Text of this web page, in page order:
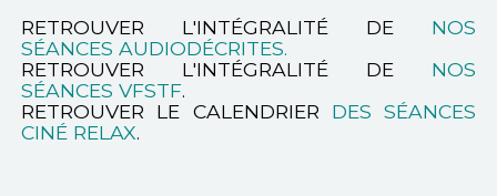
RETROUVER L'INTÉGRALITÉ DE NOS
SÉANCES AUDIODÉCRITES.
RETROUVER L'INTÉGRALITÉ DE NOS
SÉANCES VFSTF.
RETROUVER LE CALENDRIER DES SÉANCES
CINÉ RELAX.